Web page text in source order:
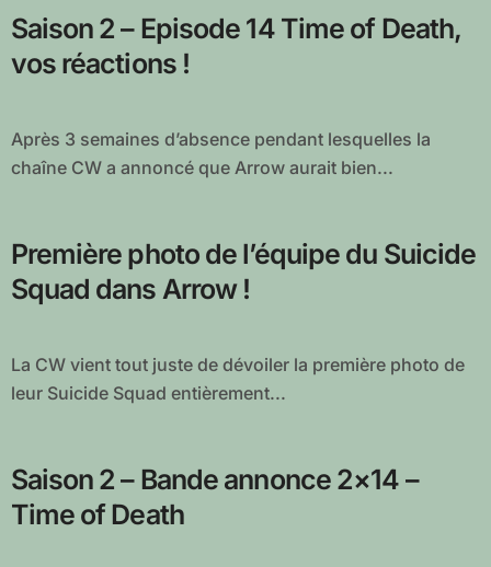
Saison 2 – Episode 14 Time of Death,
vos réactions !
Après 3 semaines d’absence pendant lesquelles la
chaîne CW a annoncé que Arrow aurait bien...
Première photo de l’équipe du Suicide
Squad dans Arrow !
La CW vient tout juste de dévoiler la première photo de
leur Suicide Squad entièrement...
Saison 2 – Bande annonce 2×14 –
Time of Death